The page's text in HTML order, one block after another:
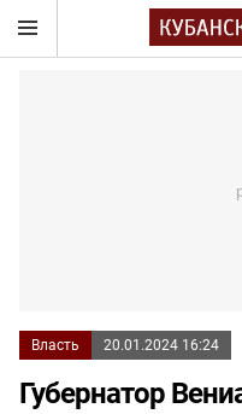
Власть 20.01.2024 16:24
Губернатор